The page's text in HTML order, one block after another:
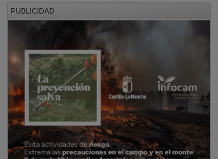
PUBLICIDAD